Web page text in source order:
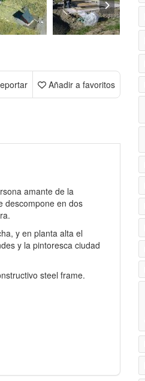
Añadir a favoritos
amante de la
descompone en dos
y en planta alta el
y la pintoresca ciudad
steel frame.